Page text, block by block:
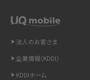
LINEの通知がこない時の原
非通知設定とは？184で電話
法人のお客さま
企業情報（KDDI）
KDDIホーム